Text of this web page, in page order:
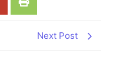
Next Post